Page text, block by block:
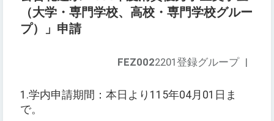
（大学・専門学校、高校・専門学校グルー
プ）」申請
FEZ0022201登録グループ |
1.学内申請期間：本日より 115年04月 01 日ま
で。